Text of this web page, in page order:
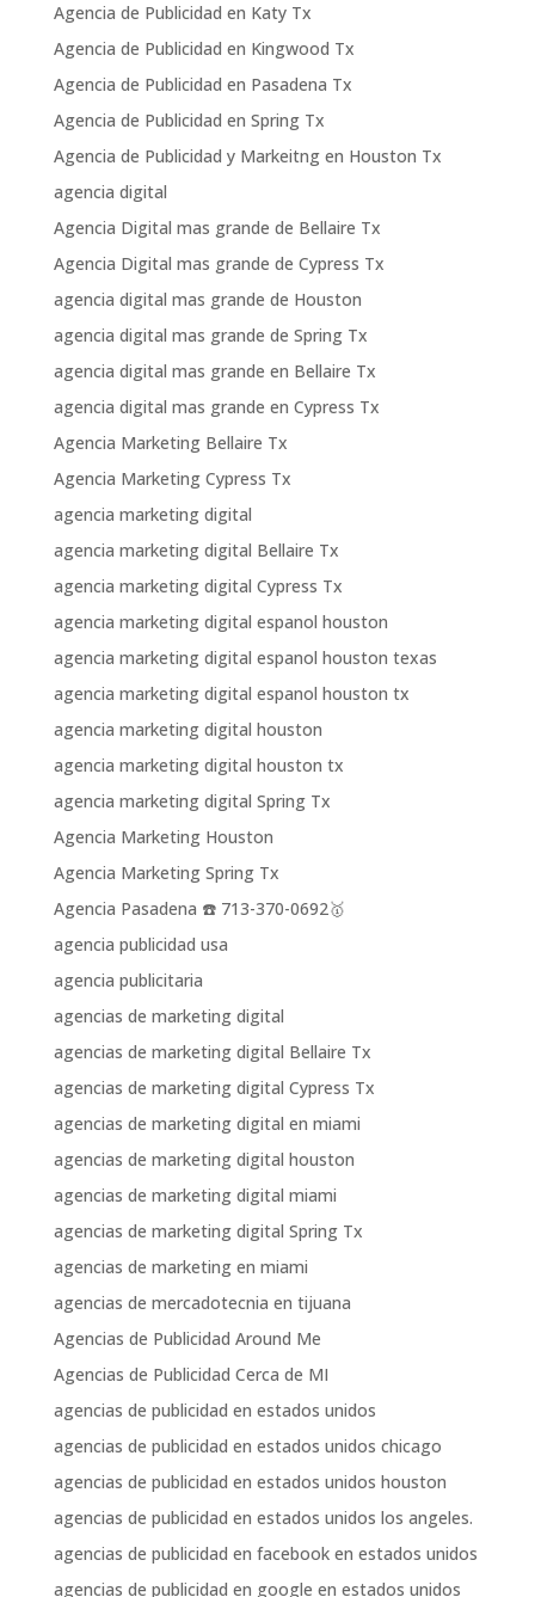
Agencia de Publicidad en Katy Tx
Agencia de Publicidad en Kingwood Tx
Agencia de Publicidad en Pasadena Tx
Agencia de Publicidad en Spring Tx
Agencia de Publicidad y Markeitng en Houston Tx
agencia digital
Agencia Digital mas grande de Bellaire Tx
Agencia Digital mas grande de Cypress Tx
agencia digital mas grande de Houston
agencia digital mas grande de Spring Tx
agencia digital mas grande en Bellaire Tx
agencia digital mas grande en Cypress Tx
Agencia Marketing Bellaire Tx
Agencia Marketing Cypress Tx
agencia marketing digital
agencia marketing digital Bellaire Tx
agencia marketing digital Cypress Tx
agencia marketing digital espanol houston
agencia marketing digital espanol houston texas
agencia marketing digital espanol houston tx
agencia marketing digital houston
agencia marketing digital houston tx
agencia marketing digital Spring Tx
Agencia Marketing Houston
Agencia Marketing Spring Tx
Agencia Pasadena ☎️ 713-370-0692🥇
agencia publicidad usa
agencia publicitaria
agencias de marketing digital
agencias de marketing digital Bellaire Tx
agencias de marketing digital Cypress Tx
agencias de marketing digital en miami
agencias de marketing digital houston
agencias de marketing digital miami
agencias de marketing digital Spring Tx
agencias de marketing en miami
agencias de mercadotecnia en tijuana
Agencias de Publicidad Around Me
Agencias de Publicidad Cerca de MI
agencias de publicidad en estados unidos
agencias de publicidad en estados unidos chicago
agencias de publicidad en estados unidos houston
agencias de publicidad en estados unidos los angeles.
agencias de publicidad en facebook en estados unidos
agencias de publicidad en google en estados unidos